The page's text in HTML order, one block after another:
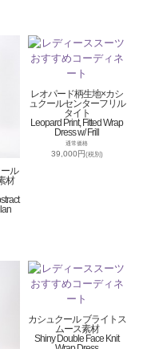
ル
材
レオパード柄生地×カシ
ュクールセンターフリル
タイト
Leopard Print, Fitted Wrap
Dress w/ Frill
通常価格
39,000円(税別)
カシュクール ブライトス
ムース素材
Shiny Double Face Knit